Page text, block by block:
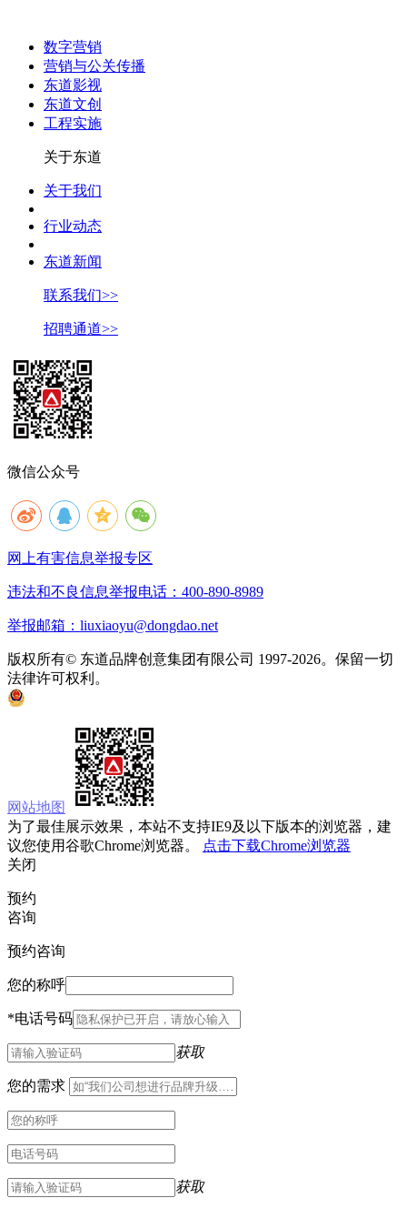
数字营销
营销与公关传播
东道影视
东道文创
工程实施
关于东道
关于我们
行业动态
东道新闻
联系我们>>
招聘通道>>
微信公众号
网上有害信息举报专区
违法和不良信息举报电话：400-890-8989
举报邮箱：liuxiaoyu@dongdao.net
版权所有© 东道品牌创意集团有限公司 1997-2026。保留一切
法律许可权利。
网站地图
为了最佳展示效果，本站不支持IE9及以下版本的浏览器，建
议您使用谷歌Chrome浏览器。
点击下载Chrome浏览器
关闭
预约
咨询
预约咨询
您的称呼
*电话号码
获取
您的需求
获取